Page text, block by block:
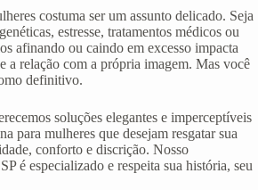
costuma ser um assunto delicado. Seja
estresse, tratamentos médicos ou
afinando ou caindo em excesso impacta
a relação com a própria imagem. Mas você
definitivo.
soluções elegantes e imperceptíveis
para mulheres que desejam resgatar sua
conforto e discrição. Nosso
é especializado e respeita sua história, seu